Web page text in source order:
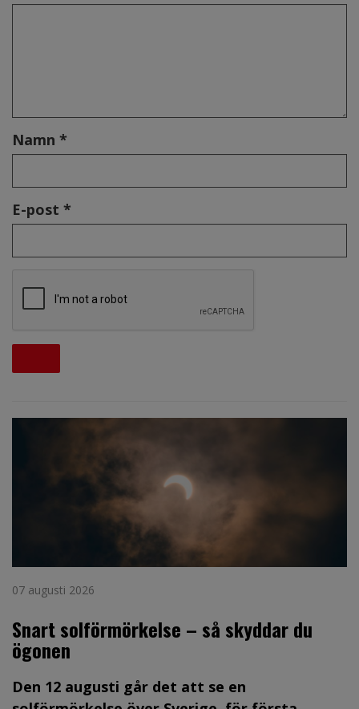
Namn *
E-post *
07 augusti 2026
Snart solförmörkelse – så skyddar du
ögonen
Den 12 augusti går det att se en